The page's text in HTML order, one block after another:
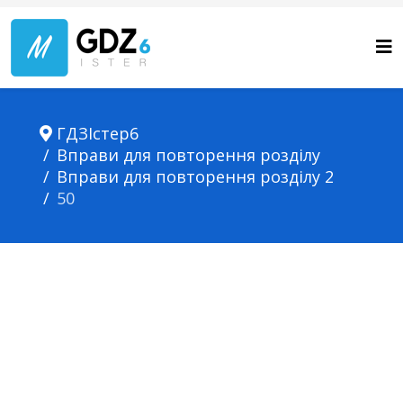
ГДЗІстер6
Вправи для повторення розділу
Вправи для повторення розділу 2
50